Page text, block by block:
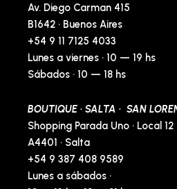
Av. Diego Carman 415
B1642 · Buenos Aires
+54 9 11 7125 4033
Lunes a viernes · 10 — 19 hs
Sábados · 10 — 18 hs
BOUTIQUE · SALTA · SAN
Shopping Parada Uno · Local 12
A4401 · Salta
+54 9 387 408 9589
Lunes a sábados ·